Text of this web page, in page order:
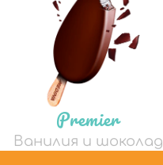
Premier
Ванилия и шоколад